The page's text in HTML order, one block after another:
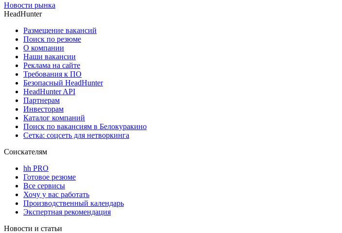
Новости рынка
HeadHunter
Размещение вакансий
Поиск по резюме
О компании
Наши вакансии
Реклама на сайте
Требования к ПО
Безопасный HeadHunter
HeadHunter API
Партнерам
Инвесторам
Каталог компаний
Поиск по вакансиям в Белокуракино
Сетка: соцсеть для нетворкинга
Соискателям
hh PRO
Готовое резюме
Все сервисы
Хочу у вас работать
Производственный календарь
Экспертная рекомендация
Новости и статьи